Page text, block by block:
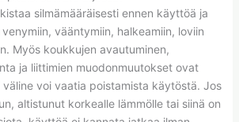
silmämääräisesti ennen käyttöä ja
vääntymiin, halkeamiin, loviin
Myös koukkujen avautuminen,
ja liittimien muodonmuutokset ovat
voi vaatia poistamista käytöstä. Jos
altistunut korkealle lämmölle tai siinä on